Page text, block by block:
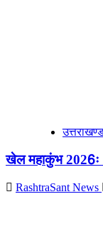
खेल महाकुंभ 2026ः
RashtraSant News